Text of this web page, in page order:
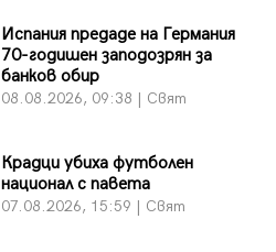
Испания предаде на Германия
70-годишен заподозрян за
банков обир
08.08.2026, 09:38 | Свят
Крадци убиха футболен
национал с павета
07.08.2026, 15:59 | Свят